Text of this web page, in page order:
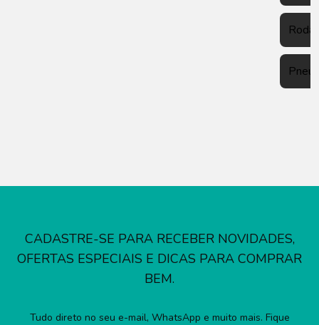
Roda
Pneu
CADASTRE-SE PARA RECEBER NOVIDADES,
OFERTAS ESPECIAIS E DICAS PARA COMPRAR
BEM.
Tudo direto no seu e-mail, WhatsApp e muito mais. Fique